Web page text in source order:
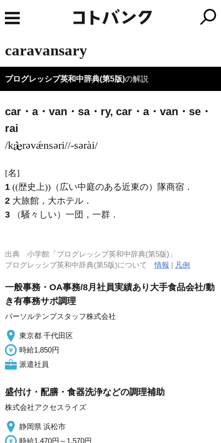
caravansary
プログレッシブ英和中辞典(第5版)の解説
car・a・van・sa・ry, car・a・van・ se・
rai
/k rəvǽnsəri//-sərài/
[名]
1 ((歴史上))（広い中庭のある近東の）隊商宿 ．
2 大旅館，大ホテル ．
3 （騒々しい）一団，一群 ．
出典 小学館「プログレッシブ英和中辞典(第5版)」
プログレッシブ英和中辞典(第5版)について情報 凡例
一般事務・OA事務/8月社員実績あり大手食品会社/動
き有事務サポ調理
パーソルテンプスタッフ株式会社
東京都 千代田区
時給1,850円
派遣社員
盛付け・配膳・食器洗浄などの調理補助
株式会社アクセスライズ
静岡県 浜松市
時給1,470円～1,570円